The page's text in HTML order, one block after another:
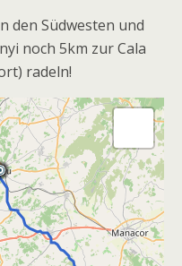
den Südwesten und
noch 5km zur Cala
radeln!